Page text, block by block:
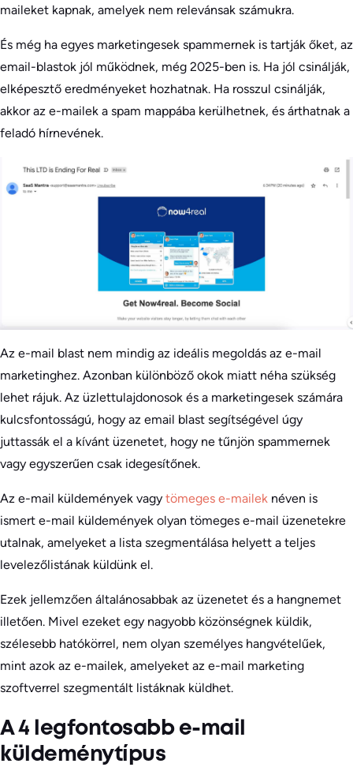
maileket kapnak, amelyek nem relevánsak számukra.
És még ha egyes marketingesek spammernek is tartják őket, az
email-blastok jól működnek, még 2025-ben is. Ha jól csinálják,
elképesztő eredményeket hozhatnak. Ha rosszul csinálják,
akkor az e-mailek a spam mappába kerülhetnek, és árthatnak a
feladó hírnevének.
Az e-mail blast nem mindig az ideális megoldás az e-mail
marketinghez. Azonban különböző okok miatt néha szükség
lehet rájuk. Az üzlettulajdonosok és a marketingesek számára
kulcsfontosságú, hogy az email blast segítségével úgy
juttassák el a kívánt üzenetet, hogy ne tűnjön spammernek
vagy egyszerűen csak idegesítőnek.
Az e-mail küldemények vagy tömeges e-mailek néven is
ismert e-mail küldemények olyan tömeges e-mail üzenetekre
utalnak, amelyeket a lista szegmentálása helyett a teljes
levelezőlistának küldünk el.
Ezek jellemzően általánosabbak az üzenetet és a hangnemet
illetően. Mivel ezeket egy nagyobb közönségnek küldik,
szélesebb hatókörrel, nem olyan személyes hangvételűek,
mint azok az e-mailek, amelyeket az e-mail marketing
szoftverrel szegmentált listáknak küldhet.
A 4 legfontosabb e-mail
küldeménytípus